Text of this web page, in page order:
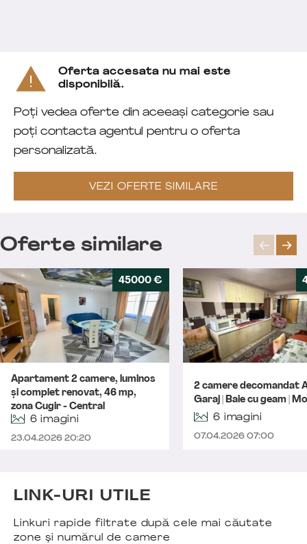
Oferta accesata nu mai este
disponibilă.
Poți vedea oferte din aceeași categorie sau
poți contacta agentul pentru o oferta
personalizată.
VEZI OFERTE SIMILARE
Oferte similare
45000 €
Apartament 2 camere, luminos
și complet renovat, 46 mp,
zona Cugir - Central
6 imagini
23.04.2026 20:20
2 camere decomandat
Garaj | Baie cu geam |
6 imagini
07.04.2026 07:00
LINK-URI UTILE
Linkuri rapide filtrate după cele mai căutate
zone și numărul de camere